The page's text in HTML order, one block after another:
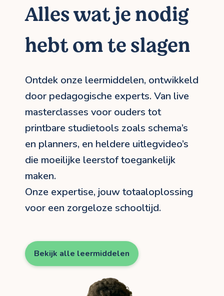
Alles wat je nodig
hebt om te slagen
Ontdek onze leermiddelen, ontwikkeld
door pedagogische experts. Van live
masterclasses voor ouders tot
printbare studietools zoals schema’s
en planners, en heldere uitlegvideo’s
die moeilijke leerstof toegankelijk
maken.
Onze expertise, jouw totaaloplossing
voor een zorgeloze schooltijd.
Bekijk alle leermiddelen